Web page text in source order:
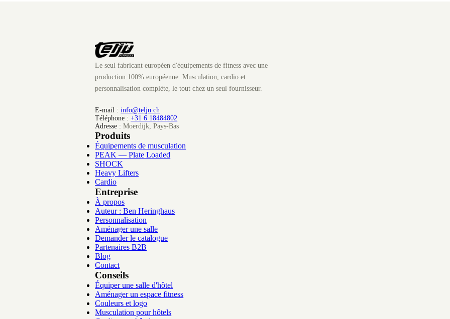
Le seul fabricant européen d'équipements de fitness avec une
production 100% européenne. Musculation, cardio et
personnalisation complète, le tout chez un seul fournisseur.
E-mail : info@telju.ch
Téléphone : +31 6 18484802
Adresse : Moerdijk, Pays-Bas
Produits
Équipements de musculation
PEAK — Plate Loaded
SHOCK
Heavy Lifters
Cardio
Entreprise
À propos
Auteur : Ben Heringhaus
Personnalisation
Aménager une salle
Demander le catalogue
Partenaires B2B
Blog
Contact
Conseils
Équiper une salle d'hôtel
Aménager un espace fitness
Couleurs et logo
Musculation pour hôtels